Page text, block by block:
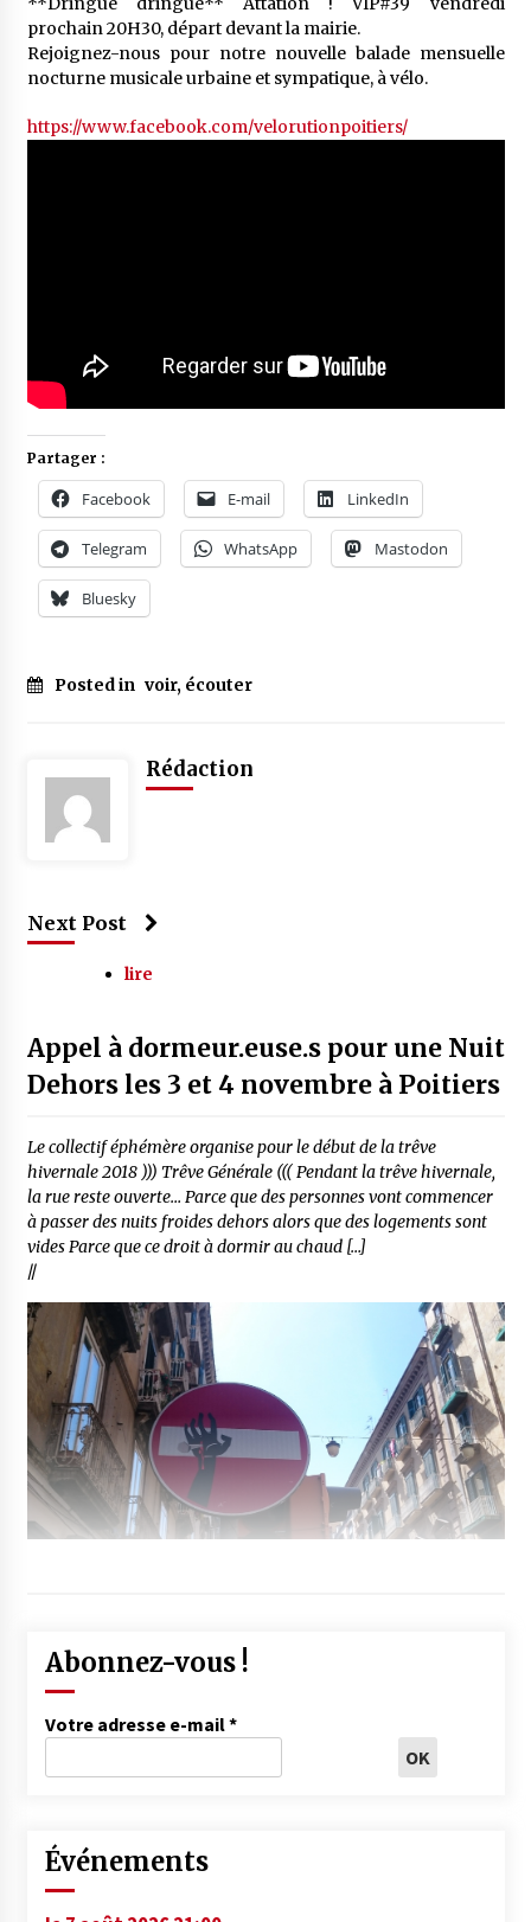
prochain 20H30, départ devant la mairie.
Rejoignez-nous pour notre nouvelle balade mensuelle
nocturne musicale urbaine et sympatique, à vélo.
https://www.facebook.com/velorutionpoitiers/
Partager :
Facebook E-mail LinkedIn
Telegram WhatsApp Mastodon
Bluesky
Posted in voir, écouter
Rédaction
Next Post
lire
Appel à dormeur.euse.s pour une Nuit
Dehors les 3 et 4 novembre à Poitiers
Le collectif éphémère organise pour le début de la trêve
hivernale 2018 ))) Trêve Générale ((( Pendant la trêve hivernale,
la rue reste ouverte… Parce que des personnes vont commencer
à passer des nuits froides dehors alors que des logements sont
vides Parce que ce droit à dormir au chaud […]
//
Abonnez-vous !
Votre adresse e-mail*
Événements